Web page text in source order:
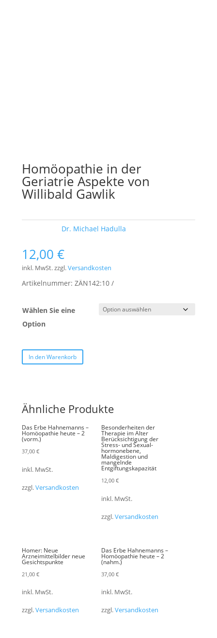
Homöopathie in der
Geriatrie Aspekte von
Willibald Gawlik
Dr. Michael Hadulla
12,00 €
inkl. MwSt.zzgl.Versandkosten
Artikelnummer: ZÄN142:10
Wählen Sie eine
Option
In den Warenkorb
Ähnliche Produkte
Das Erbe Hahnemanns –
Homöopathie heute – 2
(vorm.)
37,00 €
inkl. MwSt.
zzgl.Versandkosten
Besonderheiten der
Therapie im Alter
Berücksichtigung der
Stress- und Sexual-
hormonebene,
Maldigestion und
mangelnde
Entgiftungskapazität
12,00 €
inkl. MwSt.
zzgl.Versandkosten
Homer: Neue
Arzneimittelbilder neue
Gesichtspunkte
21,00 €
inkl. MwSt.
zzgl.Versandkosten
Das Erbe Hahnemanns –
Homöopathie heute – 2
(nahm.)
37,00 €
inkl. MwSt.
zzgl.Versandkosten